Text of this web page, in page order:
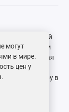
собой
методом
Его хаотичная
для
температуру в
от
могут
в мире.
цен у